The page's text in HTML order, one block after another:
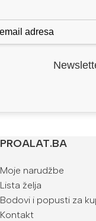
PROALAT.BA
Moje narudžbe
Lista želja
Bodovi i popusti za
Kontakt